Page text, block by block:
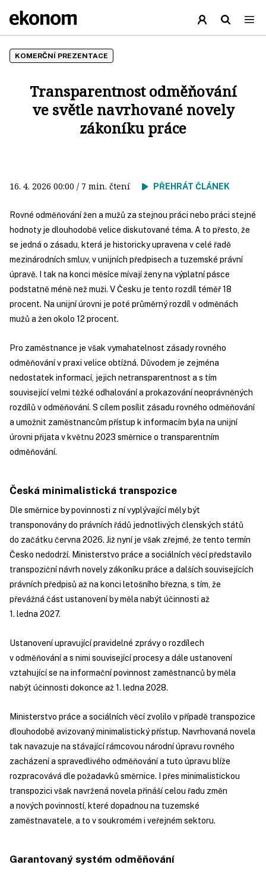
KOMERČNÍ PREZENTACE
Transparentnost odměňování
ve světle navrhované novely
zákoníku práce
16. 4. 2026 00:00 / 7 min. čtení PŘEHRÁT ČLÁNEK
Rovné odměňování žen a mužů za stejnou práci nebo práci stejné
hodnoty je dlouhodobě velice diskutované téma. A to přesto, že
se jedná o zásadu, která je historicky upravena v celé řadě
mezinárodních smluv, v unijních předpisech a tuzemské právní
úpravě. I tak na konci měsíce mívají ženy na výplatní pásce
podstatně méně než muži. V Česku je tento rozdíl téměř 18
procent. Na unijní úrovni je poté průměrný rozdíl v odměnách
mužů a žen okolo 12 procent.
Pro zaměstnance je však vymahatelnost zásady rovného
odměňování v praxi velice obtížná. Důvodem je zejména
nedostatek informací, jejich netransparentnost a s tím
související velmi těžké odhalování a prokazování neoprávněných
rozdílů v odměňování. S cílem posílit zásadu rovného odměňování
a umožnit zaměstnancům přístup k informacím byla na unijní
úrovni přijata v květnu 2023 směrnice o transparentním
odměňování.
Česká minimalistická transpozice
Dle směrnice by povinnosti z ní vyplývající měly být
transponovány do právních řádů jednotlivých členských států
do začátku června 2026. Již nyní je však zřejmé, že tento termín
Česko nedodrží. Ministerstvo práce a sociálních věcí představilo
transpoziční návrh novely zákoníku práce a dalších souvisejících
právních předpisů až na konci letošního března, s tím, že
převážná část ustanovení by měla nabýt účinnosti až
1. ledna 2027.
Ustanovení upravující pravidelné zprávy o rozdílech
v odměňování a s nimi související procesy a dále ustanovení
vztahující se na informační povinnost zaměstnanců by měla
nabýt účinnosti dokonce až 1. ledna 2028.
Ministerstvo práce a sociálních věcí zvolilo v případě transpozice
dlouhodobě avizovaný minimalistický přístup. Navrhovaná novela
tak navazuje na stávající rámcovou národní úpravu rovného
zacházení a spravedlivého odměňování a tuto úpravu blíže
rozpracovává dle požadavků směrnice. I přes minimalistickou
transpozici však navržená novela přináší celou řadu změn
a nových povinností, které dopadnou na tuzemské
zaměstnavatele, a to v soukromém i veřejném sektoru.
Garantovaný systém odměňování